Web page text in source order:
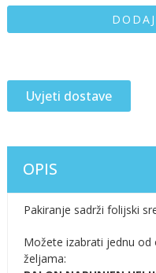
Uvjeti dostave
OPIS
Pakiranje sadrži folijski
Možete izabrati jednu od
željama: